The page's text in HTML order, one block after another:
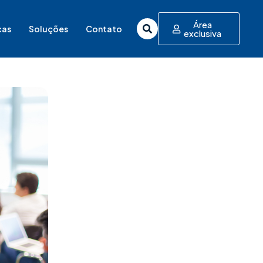
Soluções Contato Área
exclusiva